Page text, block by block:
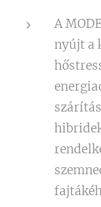
A
nyújt a